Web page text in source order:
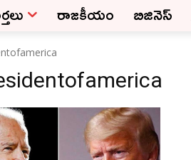
రాజకీయం బిజినెస్‌